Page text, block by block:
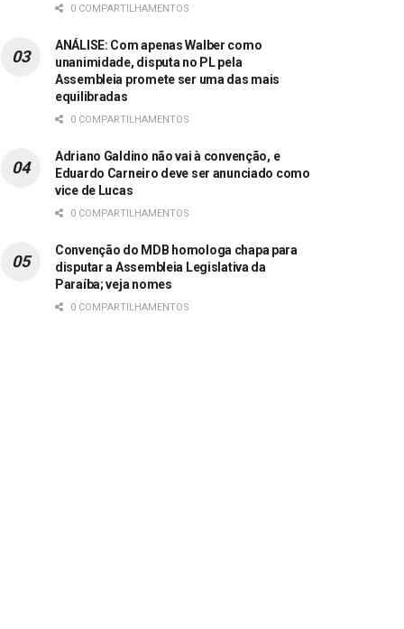
0 COMPARTILHAMENTOS
ANÁLISE: Com apenas Walber como
unanimidade, disputa no PL pela
Assembleia promete ser uma das mais
equilibradas
0 COMPARTILHAMENTOS
Adriano Galdino não vai à convenção, e
Eduardo Carneiro deve ser anunciado como
vice de Lucas
0 COMPARTILHAMENTOS
Convenção do MDB homologa chapa para
disputar a Assembleia Legislativa da
Paraíba; veja nomes
0 COMPARTILHAMENTOS